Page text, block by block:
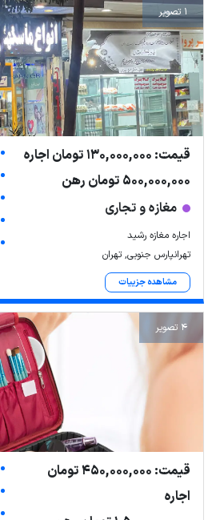
1 تصویر
قیمت: 130,000,000 تومان اجاره
500,000,000 تومان رهن
مغازه و تجاری
اجاره مغازه رشید
تهرانپارس جنوبی, تهران
مشاهده جزییات
4 تصویر
قیمت: 450,000,000 تومان
اجاره